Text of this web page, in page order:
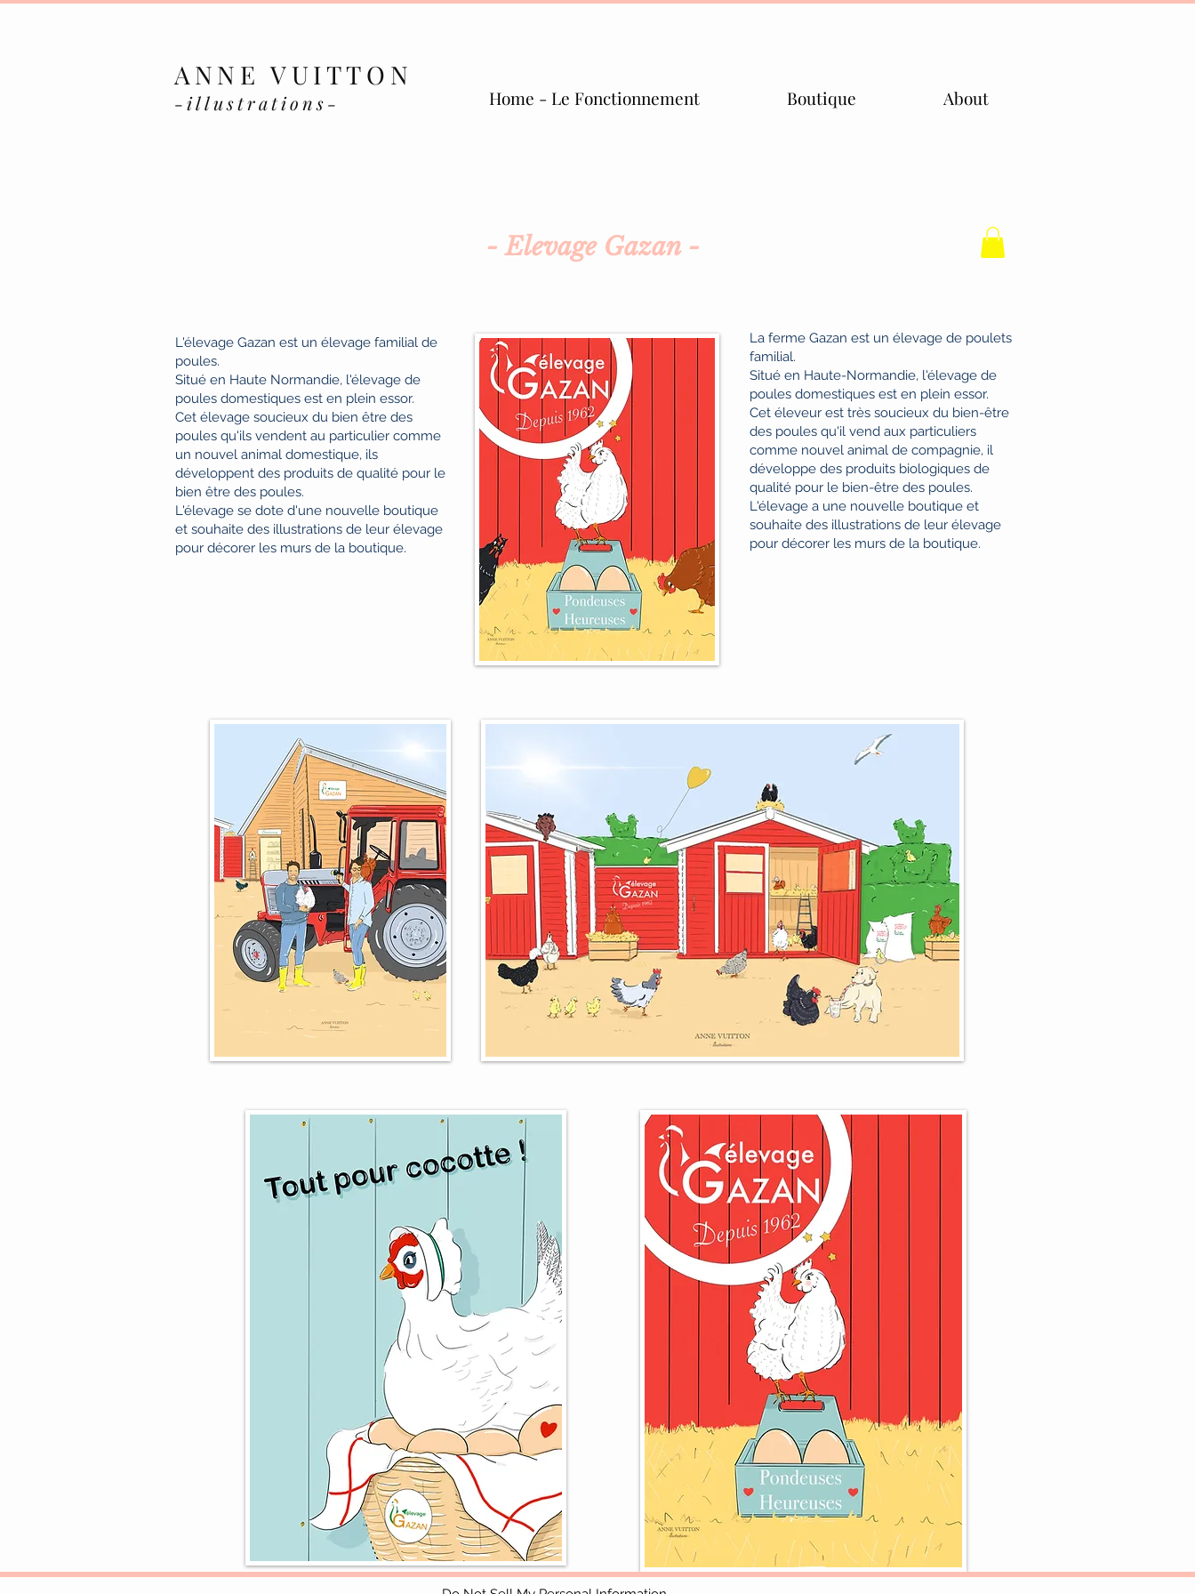
ANNE VUITTON
-illustrations- Home - Le Fonctionnement Boutique About
- Elevage Gazan -
L'élevage Gazan est un élevage familial de
poules.
Situé en Haute Normandie, l'élevage de
poules domestiques est en plein essor.
Cet élevage soucieux du bien être des
poules qu'ils vendent au particulier comme
un nouvel animal domestique, ils
développent des produits de qualité pour le
bien être des poules.
L'élevage se dote d'une nouvelle boutique
et souhaite des illustrations de leur élevage
pour décorer les murs de la boutique.
La ferme Gazan est un élevage de poulets
familial.
Situé en Haute-Normandie, l'élevage de
poules domestiques est en plein essor.
Cet éleveur est très soucieux du bien-être
des poules qu'il vend aux particuliers
comme nouvel animal de compagnie, il
développe des produits biologiques de
qualité pour le bien-être des poules.
L'élevage a une nouvelle boutique et
souhaite des illustrations de leur élevage
pour décorer les murs de la boutique.